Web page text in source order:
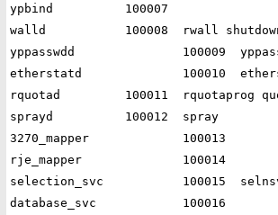
ypbind		100007
walld		100008	rwall shutdown
yppasswdd		100009	yppasswd
etherstatd		100010	etherstat
rquotad		100011	rquotaprog quota rquota
sprayd		100012	spray
3270_mapper		100013
rje_mapper		100014
selection_svc		100015	selnsvc
database_svc		100016